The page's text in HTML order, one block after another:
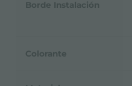
Borde Instalación
Colorante